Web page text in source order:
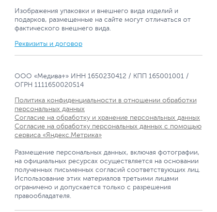
Изображения упаковки и внешнего вида изделий и
подарков, размещенные на сайте могут отличаться от
фактического внешнего вида.
Реквизиты и договор
ООО «Медива+» ИНН 1650230412 / КПП 165001001 /
ОГРН 1111650020514
Политика конфиденциальности в отношении обработки
персональных данных
Согласие на обработку и хранение персональных данных
Согласие на обработку персональных данных с помощью
сервиса «Яндекс.Метрика»
Размещение персональных данных, включая фотографии,
на официальных ресурсах осуществляется на основании
полученных письменных согласий соответствующих лиц.
Использование этих материалов третьими лицами
ограничено и допускается только с разрешения
правообладателя.